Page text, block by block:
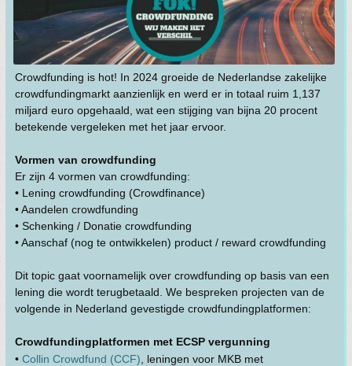
Crowdfunding is hot! In 2024 groeide de Nederlandse zakelijke
crowdfundingmarkt aanzienlijk en werd er in totaal ruim 1,137
miljard euro opgehaald, wat een stijging van bijna 20 procent
betekende vergeleken met het jaar ervoor.
Vormen van crowdfunding
Er zijn 4 vormen van crowdfunding:
• Lening crowdfunding (Crowdfinance)
• Aandelen crowdfunding
• Schenking / Donatie crowdfunding
• Aanschaf (nog te ontwikkelen) product / reward crowdfunding
Dit topic gaat voornamelijk over crowdfunding op basis van een
lening die wordt terugbetaald. We bespreken projecten van de
volgende in Nederland gevestigde crowdfundingplatformen:
Crowdfundingplatformen met ECSP vergunning
• Collin Crowdfund (CCF) , leningen voor MKB met